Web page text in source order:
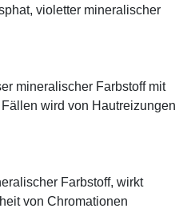
violetter mineralischer
mineralischer Farbstoff mit
wird von Hautreizungen
­Farbstoff, wirkt
von Chromationen